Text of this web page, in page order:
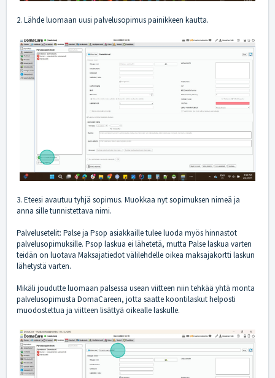
2. Lähde luomaan uusi palvelusopimus painikkeen kautta.
3. Eteesi avautuu tyhjä sopimus. Muokkaa nyt sopimuksen nimeä ja
anna sille tunnistettava nimi.
Palvelusetelit: Palse ja Psop asiakkaille tulee luoda myös hinnastot
palvelusopimuksille. Psop laskua ei lähetetä, mutta Palse laskua varten
teidän on luotava Maksajatiedot välilehdelle oikea maksajakortti laskun
lähetystä varten.
Mikäli joudutte luomaan palsessa usean viitteen niin tehkää yhtä monta
palvelusopimusta DomaCareen, jotta saatte koontilaskut helposti
muodostettua ja viitteen lisättyä oikealle laskulle.